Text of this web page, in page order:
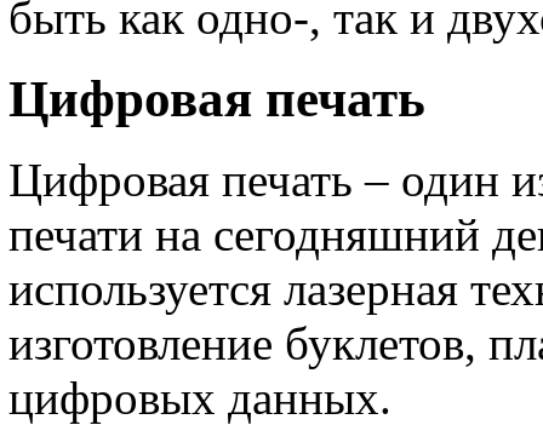
быть как одно-, так и
Цифровая печать
Цифровая печать – один
печати на сегодняшний
используется лазерная
изготовление буклетов,
цифровых данных.